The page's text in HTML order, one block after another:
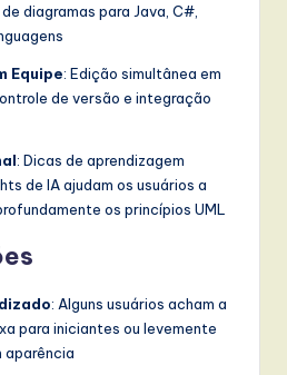
diagramas para Java, C#,
Equipe: Edição simultânea em
de versão e integração
: Dicas de aprendizagem
de IA ajudam os usuários a
os princípios UML
: Alguns usuários acham a
para iniciantes ou levemente
aparência